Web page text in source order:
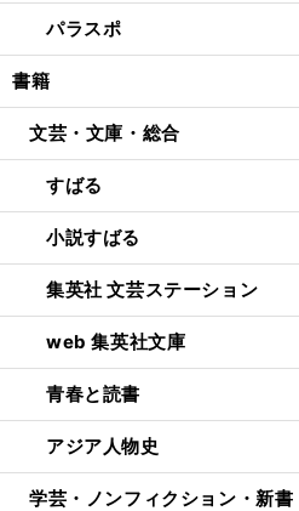
パラスポ
書籍
文芸・文庫・総合
すばる
小説すばる
集英社 文芸ステーション
web 集英社文庫
青春と読書
アジア人物史
学芸・ノンフィクション・新書